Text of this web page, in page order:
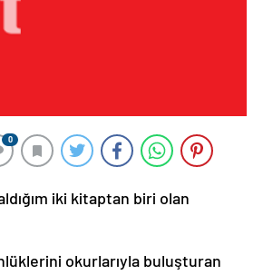
0
iki kitaptan biri olan
okurlarıyla buluşturan